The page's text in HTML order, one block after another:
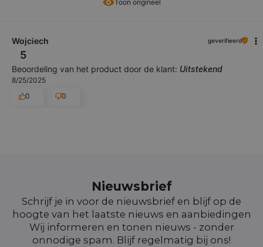
Toon origineel
Wojciech geverifieerd
5
Beoordeling van het product door de klant: Uitstekend
8/25/2025
0
0
Nieuwsbrief
Schrijf je in voor de nieuwsbrief en blijf op de
hoogte van het laatste nieuws en aanbiedingen
Wij informeren en tonen nieuws - zonder
onnodige spam. Blijf regelmatig bij ons!